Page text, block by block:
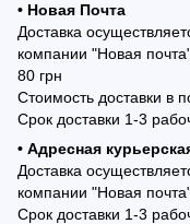
• Новая Почта
Доставка
компании "Новая
80 грн
Стоимость доставки в
Срок доставки 1-3
• Адресная
Доставка
компании "Новая
Срок доставки 1-3